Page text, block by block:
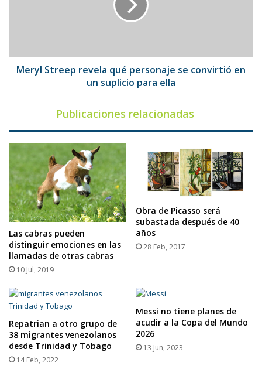
un
suplicio
Meryl Streep revela qué personaje se convirtió en
un suplicio para ella
Publicaciones relacionadas
Las cabras pueden
distinguir emociones en las
llamadas de otras cabras
10 Jul, 2019
Obra de Picasso será
subastada después de 40
años
28 Feb, 2017
Repatrian a otro grupo de
38 migrantes venezolanos
desde Trinidad y Tobago
14 Feb, 2022
Messi no tiene planes de
acudir a la Copa del Mundo
2026
13 Jun, 2023